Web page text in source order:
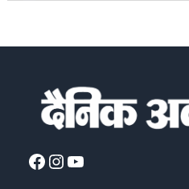
Facebook
Instagram
YouTube